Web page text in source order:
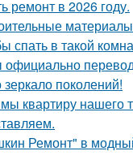
ремонт в 2026 году.
спать в такой
поколений!
квартиру нашего
Ремонт" в